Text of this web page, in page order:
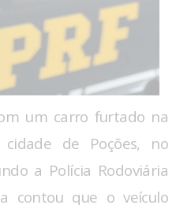
um carro furtado na
de Poções, no
a Polícia Rodoviária
contou que o veículo